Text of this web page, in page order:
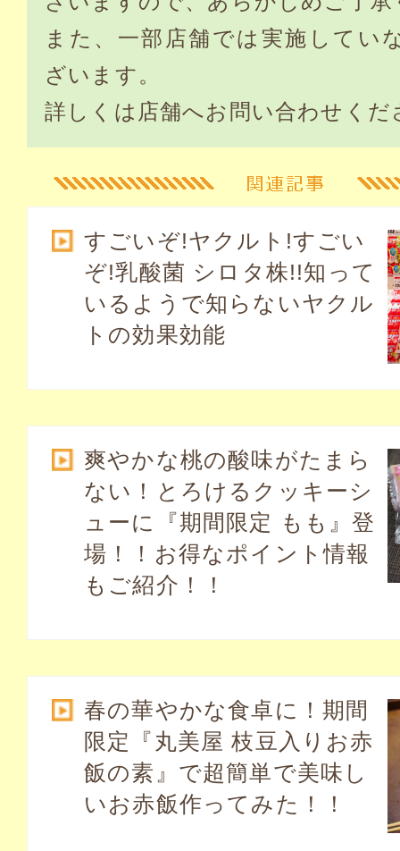
また、一部店舗では実施してい
ざいます。
詳しくは店舗へお問い合わせくだ
すごいぞ!ヤクルト!すごい
ぞ!乳酸菌 シロタ株!!知って
いるようで知らないヤクル
トの効果効能
爽やかな桃の酸味がたまら
ない！とろけるクッキーシ
ューに『期間限定 もも』登
場！！お得なポイント情報
もご紹介！！
春の華やかな食卓に！期間
限定『丸美屋 枝豆入りお赤
飯の素』で超簡単で美味し
いお赤飯作ってみた！！